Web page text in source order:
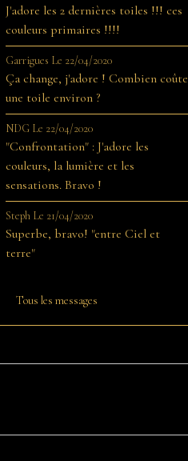
J'adore les 2 dernières toiles !!! ces
couleurs primaires !!!!
Garrigues Le 22/04/2020
Ça change, j'adore ! Combien coûte
une toile environ ?
NDG Le 22/04/2020
"Confrontation" : J'adore les
couleurs, la lumière et les
sensations. Bravo !
Steph Le 21/04/2020
Superbe, bravo! "entre Ciel et
terre"
Tous les messages